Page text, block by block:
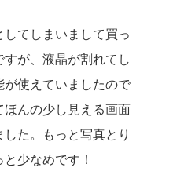
てしまいまして買っ
が、液晶が割れてし
が使えていましたので
んの少し見える画面
た。もっと写真とり
少なめです！